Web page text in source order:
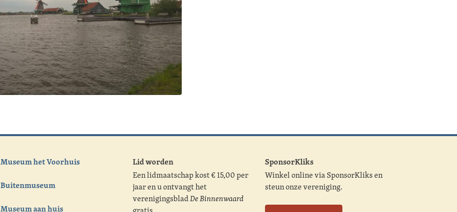
Museum het Voorhuis
Buitenmuseum
Museum aan huis
Lid worden
Een lidmaatschap kost € 15,00 per
jaar en u ontvangt het
verenigingsbladDe Binnenwaard
SponsorKliks
Winkel online via SponsorKliks en
steun onze vereniging.